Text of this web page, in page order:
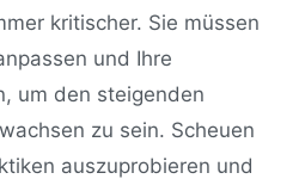
kritischer. Sie müssen
und Ihre
um den steigenden
zu sein. Scheuen
auszuprobieren und